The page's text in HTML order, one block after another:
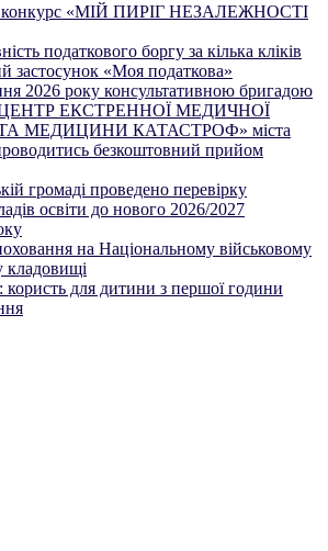
конкурс «МІЙ ПИРІГ НЕЗАЛЕЖНОСТІ
податкового боргу за кілька кліків
застосунок «Моя податкова»
2026 року консультативною бригадою
ЕКСТРЕННОЇ МЕДИЧНОЇ
МЕДИЦИНИ КАТАСТРОФ» міста
безкоштовний прийом
громаді проведено перевірку
освіти до нового 2026/2027
на Національному військовому
кладовищі
користь для дитини з першої години